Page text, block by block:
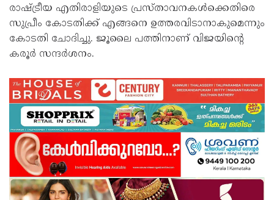
രാഷ്ട്രീയ എതിരാളിയുടെ പ്രസ്താവനകള്‍ക്കെതിരെ
സുപ്രീം കോടതിക്ക് എങ്ങനെ ഉത്തരവിടാനാകുമെന്നും
കോടതി ചോദിച്ചു. ജൂലൈ പത്തിനാണ് വിജയിന്റെ
കരൂര്‍ സന്ദര്‍ശനം.